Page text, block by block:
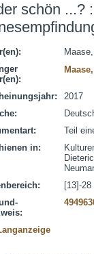
schön ...?
2017
Teil
in:
[13]-28